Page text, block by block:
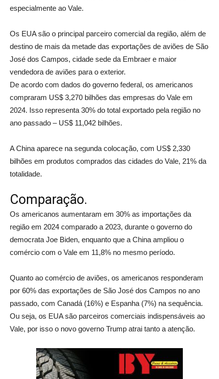
especialmente ao Vale.
Os EUA são o principal parceiro comercial da região, além de
destino de mais da metade das exportações de aviões de São
José dos Campos, cidade sede da Embraer e maior
vendedora de aviões para o exterior.
De acordo com dados do governo federal, os americanos
compraram US$ 3,270 bilhões das empresas do Vale em
2024. Isso representa 30% do total exportado pela região no
ano passado – US$ 11,042 bilhões.
A China aparece na segunda colocação, com US$ 2,330
bilhões em produtos comprados das cidades do Vale, 21% da
totalidade.
Comparação.
Os americanos aumentaram em 30% as importações da
região em 2024 comparado a 2023, durante o governo do
democrata Joe Biden, enquanto que a China ampliou o
comércio com o Vale em 11,8% no mesmo período.
Quanto ao comércio de aviões, os americanos responderam
por 60% das exportações de São José dos Campos no ano
passado, com Canadá (16%) e Espanha (7%) na sequência.
Ou seja, os EUA são parceiros comerciais indispensáveis ao
Vale, por isso o novo governo Trump atrai tanto a atenção.